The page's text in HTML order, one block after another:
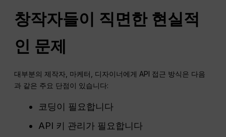
창작자들이 직면한 현실적
인 문제
대부분의 제작자, 마케터, 디자이너에게 API 접근 방식은 다음
과 같은 주요 단점이 있습니다:
코딩이 필요합니다
API 키 관리가 필요합니다